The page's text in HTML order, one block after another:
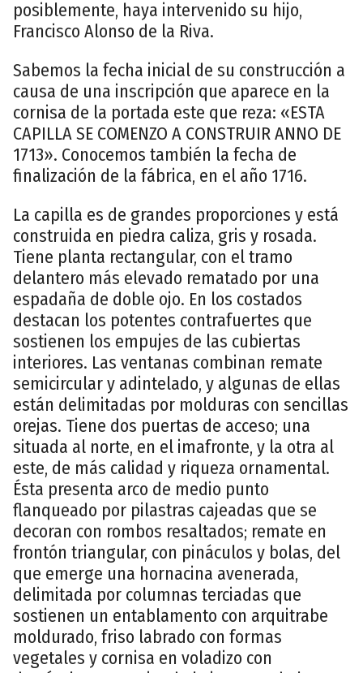
posiblemente, haya intervenido su hijo,
Francisco Alonso de la Riva.
Sabemos la fecha inicial de su construcción a
causa de una inscripción que aparece en la
cornisa de la portada este que reza: «ESTA
CAPILLA SE COMENZO A CONSTRUIR ANNO DE
1713». Conocemos también la fecha de
finalización de la fábrica, en el año 1716.
La capilla es de grandes proporciones y está
construida en piedra caliza, gris y rosada.
Tiene planta rectangular, con el tramo
delantero más elevado rematado por una
espadaña de doble ojo. En los costados
destacan los potentes contrafuertes que
sostienen los empujes de las cubiertas
interiores. Las ventanas combinan remate
semicircular y adintelado, y algunas de ellas
están delimitadas por molduras con sencillas
orejas. Tiene dos puertas de acceso; una
situada al norte, en el imafronte, y la otra al
este, de más calidad y riqueza ornamental.
Ésta presenta arco de medio punto
flanqueado por pilastras cajeadas que se
decoran con rombos resaltados; remate en
frontón triangular, con pináculos y bolas, del
que emerge una hornacina avenerada,
delimitada por columnas terciadas que
sostienen un entablamento con arquitrabe
moldurado, friso labrado con formas
vegetales y cornisa en voladizo con